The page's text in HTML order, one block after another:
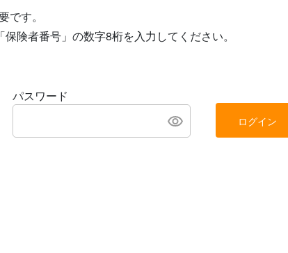
です。
険者番号」の数字8桁を入力してください。
パスワード
ログイン